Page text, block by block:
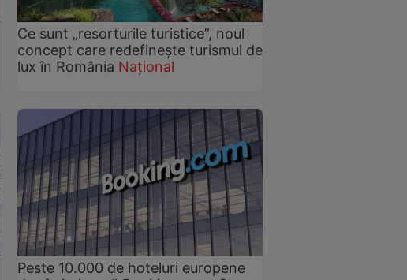
Ce sunt „resorturile turistice”, noul
concept care redefinește turismul de
lux în România Național
Peste 10.000 de hoteluri europene